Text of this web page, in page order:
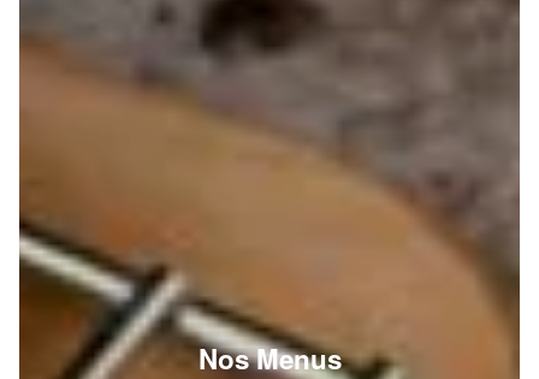
Nos Menus